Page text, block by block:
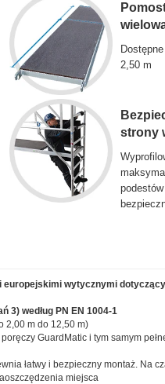
2,50 m
strony
wytycznymi
3) według PN EN 1004-1
2,00 m do 12,50 m)
GuardMatic i tym samym
łatwy i bezpieczny montaż. Na
miejsca